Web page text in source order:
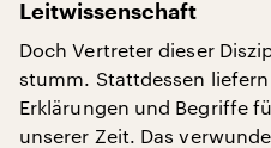
Leitwissenschaft
Doch Vertreter dieser
stumm. Stattdessen
Erklärungen und Begriffe
unserer Zeit. Das